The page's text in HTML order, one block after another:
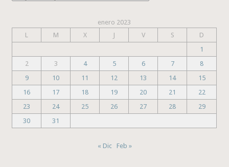
enero 2023
L
M X J V S
D
1
2
3 4 5 6 7
8
9
10 11 12 13 14
15
16
17 18 19 20 21
22
23
24 25 26 27 28
29
30
31
« Dic Feb »